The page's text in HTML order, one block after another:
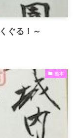
ぐる！～
熊本